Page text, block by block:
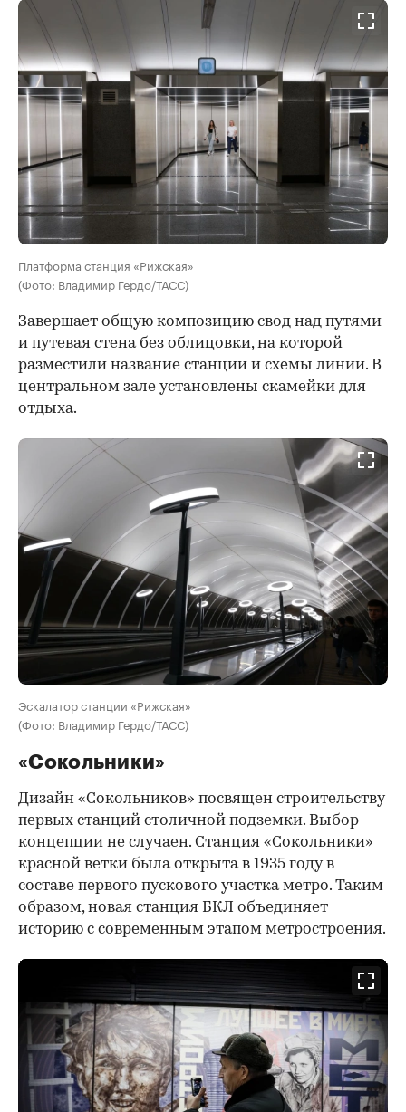
Платформа станция «Рижская»
(Фото: Владимир Гердо/ТАСС)
Завершает общую композицию свод над путями
и путевая стена без облицовки, на которой
разместили название станции и схемы линии. В
центральном зале установлены скамейки для
отдыха.
Эскалатор станции «Рижская»
(Фото: Владимир Гердо/ТАСС)
«Сокольники»
Дизайн «Сокольников» посвящен строительству
первых станций столичной подземки. Выбор
концепции не случаен. Станция «Сокольники»
красной ветки была открыта в 1935 году в
составе первого пускового участка метро. Таким
образом, новая станция БКЛ объединяет
историю с современным этапом метростроения.